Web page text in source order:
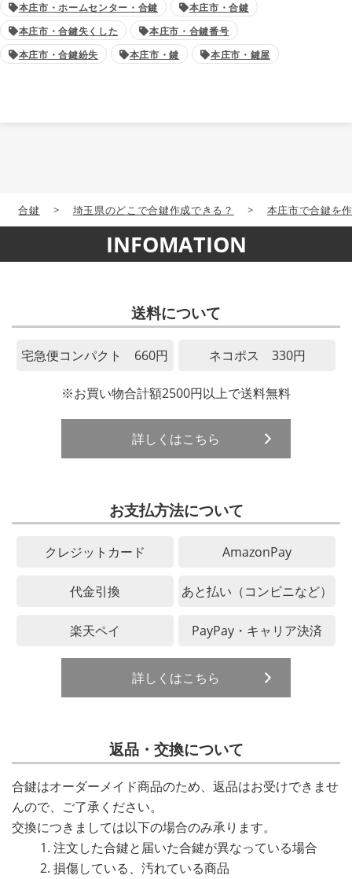
本庄市・ホームセンター・合鍵
本庄市・合鍵
本庄市・合鍵失くした
本庄市・合鍵番号
本庄市・合鍵紛失
本庄市・鍵 本庄市・鍵屋
合鍵 > 埼玉県のどこで合鍵作成できる？ > 本庄市で合鍵を
INFOMATION
送料について
宅急便コンパクト 660円 ネコポス 330円
※お買い物合計額2500円以上で送料無料
詳しくはこちら
お支払方法について
クレジットカード AmazonPay
代金引換 あと払い（コンビニなど）
楽天ペイ PayPay・キャリア決済
詳しくはこちら
返品・交換について
合鍵はオーダーメイド商品のため、返品はお受けできませ
んので、ご了承ください。
交換につきましては以下の場合のみ承ります。
注文した合鍵と届いた合鍵が異なっている場合
損傷している、汚れている商品